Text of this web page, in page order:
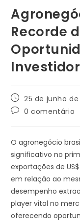
Recorde
25 de junho
0 comentário
O agronegócio
significativo no
exportações de
em relação ao
desempenho
player vital no
oferecendo